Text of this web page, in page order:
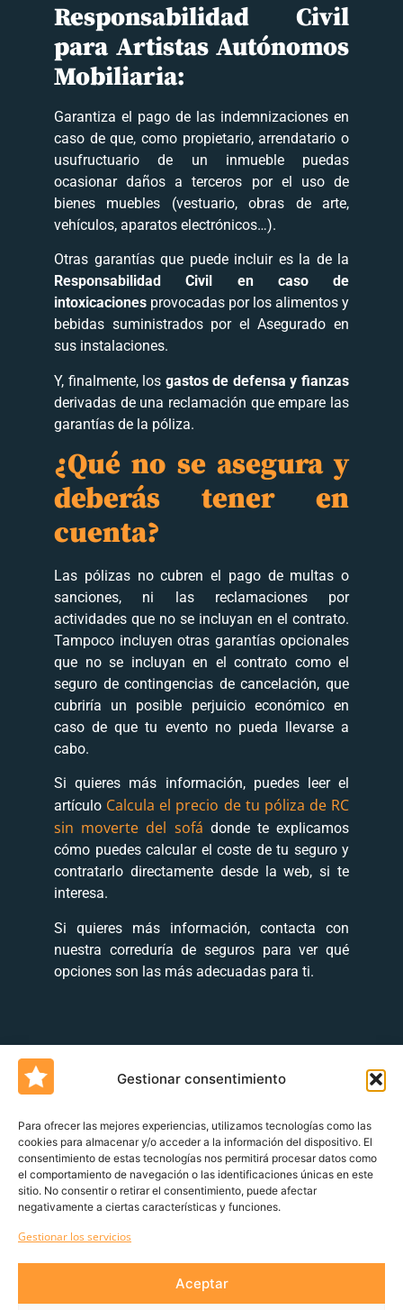
Gestionar consentimiento
Para ofrecer las mejores experiencias, utilizamos tecnologías como las
cookies para almacenar y/o acceder a la información del dispositivo. El
consentimiento de estas tecnologías nos permitirá procesar datos como
el comportamiento de navegación o las identificaciones únicas en este
sitio. No consentir o retirar el consentimiento, puede afectar
negativamente a ciertas características y funciones.
Gestionar los servicios
Aceptar
Responsabilidad Civil
para Artistas Autónomos
Mobiliaria:
Garantiza el pago de las indemnizaciones en
caso de que, como propietario, arrendatario o
usufructuario de un inmueble puedas
ocasionar daños a terceros por el uso de
bienes muebles (vestuario, obras de arte,
vehículos, aparatos electrónicos…).
Otras garantías que puede incluir es la de la
Responsabilidad Civil en caso de
intoxicaciones provocadas por los alimentos y
bebidas suministrados por el Asegurado en
sus instalaciones.
Y, finalmente, los gastos de defensa y fianzas
derivadas de una reclamación que empare las
garantías de la póliza.
¿Qué no se asegura y
deberás tener en
cuenta?
Las pólizas no cubren el pago de multas o
sanciones, ni las reclamaciones por
actividades que no se incluyan en el contrato.
Tampoco incluyen otras garantías opcionales
que no se incluyan en el contrato como el
seguro de contingencias de cancelación, que
cubriría un posible perjuicio económico en
caso de que tu evento no pueda llevarse a
cabo.
Si quieres más información, puedes leer el
artículo Calcula el precio de tu póliza de RC
sin moverte del sofá donde te explicamos
cómo puedes calcular el coste de tu seguro y
contratarlo directamente desde la web, si te
interesa.
Si quieres más información, contacta con
nuestra correduría de seguros para ver qué
opciones son las más adecuadas para ti.
Un blog deUrquía&Bas
Servicio al cliente Declaración de derechos del cliente